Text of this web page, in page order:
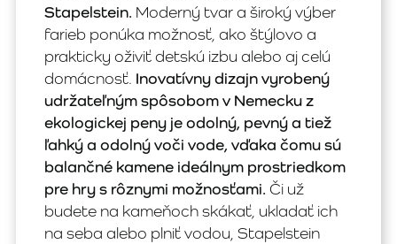
Stapelstein. Moderný tvar a široký výber
farieb ponúka možnosť, ako štýlovo a
prakticky oživiť detskú izbu alebo aj celú
domácnosť. Inovatívny dizajn vyrobený
udržateľným spôsobom v Nemecku z
ekologickej peny je odolný, pevný a tiež
ľahký a odolný voči vode, vďaka čomu sú
balančné kamene ideálnym prostriedkom
pre hry s rôznymi možnosťami. Či už
budete na kameňoch skákať, ukladať ich
na seba alebo plniť vodou, Stapelstein